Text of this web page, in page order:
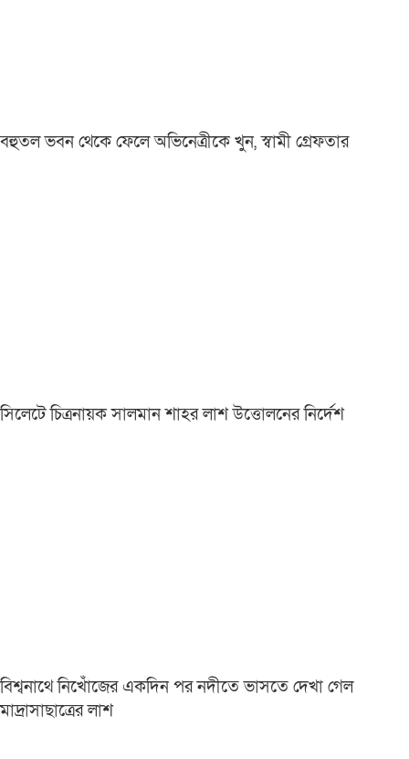
বহুতল ভবন থেকে ফেলে অভিনেত্রীকে খুন, স্বামী গ্রেফতার
সিলেটে চিত্রনায়ক সালমান শাহর লাশ উত্তোলনের নির্দেশ
বিশ্বনাথে নিখোঁজের একদিন পর নদীতে ভাসতে দেখা গেল
মাদ্রাসাছাত্রের লাশ